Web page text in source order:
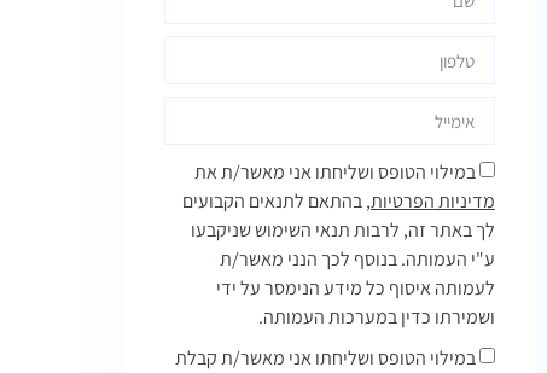
במילוי הטופס ושליחתו אני מאשר/ת את
מדיניות הפרטיות,בהתאם לתנאים הקבועים
לך באתר זה, לרבות תנאי השימוש שניקבעו
ע"י העמותה. בנוסף לכך הנני מאשר/ת
לעמותה איסוף כל מידע הנימסר על ידי
ושמירתו כדין במערכות העמותה.
במילוי הטופס ושליחתו אני מאשר/ת קבלת